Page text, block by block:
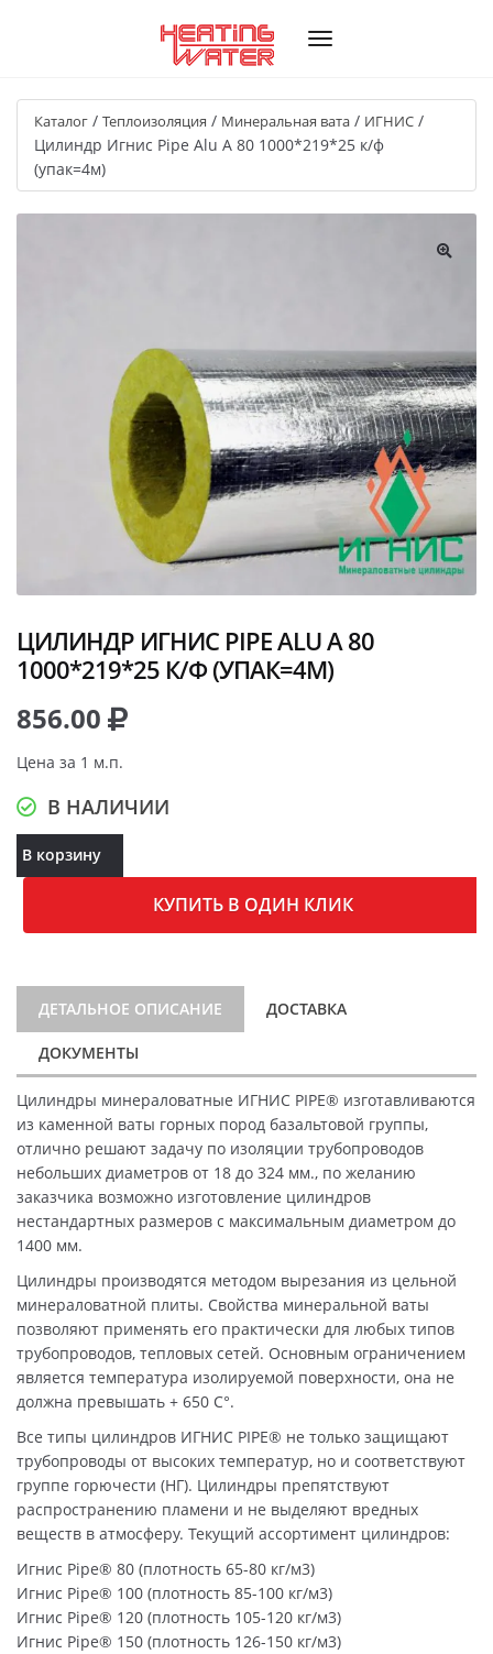
Каталог / Теплоизоляция / Минеральная вата / ИГНИС /
Цилиндр Игнис Pipe Alu A 80 1000*219*25 к/ф
(упак=4м)
ЦИЛИНДР ИГНИС PIPE ALU A 80
1000*219*25 К/Ф (УПАК=4М)
856.00
Цена за 1 м.п.
В НАЛИЧИИ
В корзину
КУПИТЬ В ОДИН КЛИК
ДЕТАЛЬНОЕ ОПИСАНИЕ ДОСТАВКА
ДОКУМЕНТЫ
Цилиндры минераловатные ИГНИС PIPE® изготавливаются
из каменной ваты горных пород базальтовой группы,
отлично решают задачу по изоляции трубопроводов
небольших диаметров от 18 до 324 мм., по желанию
заказчика возможно изготовление цилиндров
нестандартных размеров с максимальным диаметром до
1400 мм.
Цилиндры производятся методом вырезания из цельной
минераловатной плиты. Свойства минеральной ваты
позволяют применять его практически для любых типов
трубопроводов, тепловых сетей. Основным ограничением
является температура изолируемой поверхности, она не
должна превышать + 650 C°.
Все типы цилиндров ИГНИС PIPE® не только защищают
трубопроводы от высоких температур, но и соответствуют
группе горючести (НГ). Цилиндры препятствуют
распространению пламени и не выделяют вредных
веществ в атмосферу. Текущий ассортимент цилиндров:
Игнис Pipe® 80 (плотность 65-80 кг/м3)
Игнис Pipe® 100 (плотность 85-100 кг/м3)
Игнис Pipe® 120 (плотность 105-120 кг/м3)
Игнис Pipe® 150 (плотность 126-150 кг/м3)